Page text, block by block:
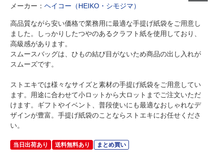
メーカー：ヘイコー（HEIKO・シモジマ）
高品質ながら安い価格で業務用に最適な手提げ紙袋をご用意し
ました。しっかりしたつやのあるクラフト紙を使用しており、
高級感があります。
スムースバッグは、ひもの結び目がないため商品の出し入れが
スムーズです。
ストエキでは様々なサイズと素材の手提げ紙袋をご用意してい
ます。用途に合わせて小ロットから大ロットまでご注文いただ
けます。ギフトやイベント、普段使いにも最適なおしゃれなデ
ザインが豊富。手提げ紙袋のことならストエキにお任せくださ
い。
当日出荷あり 送料無料あり まとめ買い